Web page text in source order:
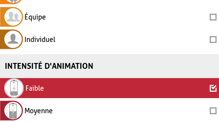
Équipe
Individuel
INTENSITÉ D'ANIMATION
Faible
Moyenne